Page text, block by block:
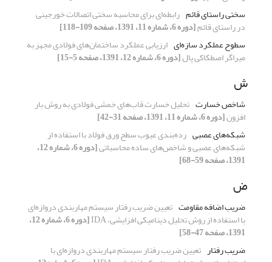
سختی راستای قائم رابطه‌ای برای محاسبه سختی اتصالات خورجینی
در راستای قائم[دوره 6، شماره 11، 1391، صفحه 109-118]
سطوح عملکرد سازه‌ای ارزیابی عملکرد ساختمان‌های فولادی مجهز به
میراگر اصطکاکی پال[دوره 6، شماره 12، 1391، صفحه 5-15]
ش
شاخص خسارت تحلیل خسارت قاب‌های خمشی فولادی به روش بار
افزون[دوره 6، شماره 11، 1391، صفحه 31-42]
شبکه‌های عصبی رده‌بندی عیوب سطح ورق فولاد با استفاده از
شبکه‌های عصبی و شاخص‌های ساده محاسباتی [دوره 6، شماره 12،
1391، صفحه 59-68]
ض
ضریب اضافه مقاومت تعیین ضریب رفتار سیستم مهاربندی دروازه‌ای
با استفاده از روش تحلیل دینامیکی افزایشی، IDA [دوره 6، شماره 12،
1391، صفحه 47-58]
ضریب رفتار تعیین ضریب رفتار سیستم مهاربندی دروازه‌ای با